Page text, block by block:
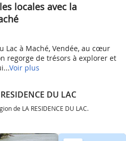
locales avec la
Lac à Maché, Vendée, au cœur
regorge de trésors à explorer et
Voir plus
DU LAC
de LA RESIDENCE DU LAC.